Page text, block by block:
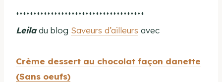
*************************************
Leiladu blog Saveurs d’ailleurs avec
Crème dessert au chocolat façon danette
(Sans oeufs)